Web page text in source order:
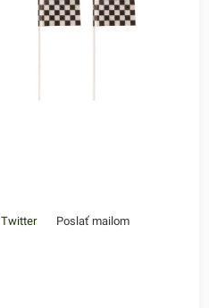
Twitter Poslať mailom